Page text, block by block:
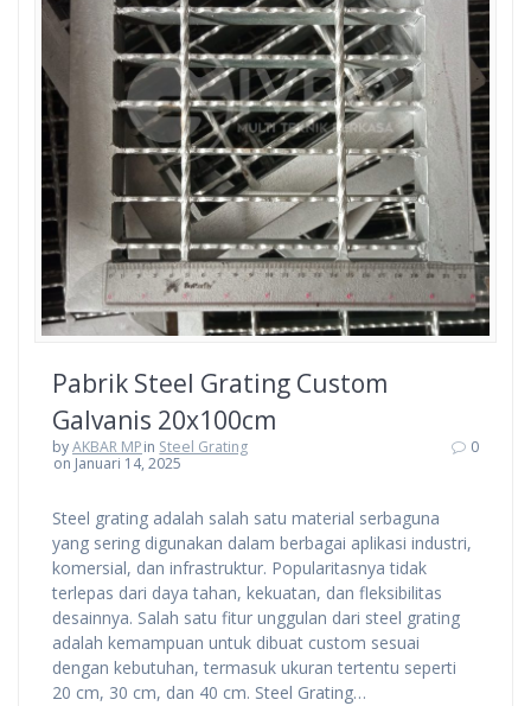
Pabrik Steel Grating Custom
Galvanis 20x100cm
byAKBAR MPin Steel Grating
on Januari 14, 2025
0
Steel grating adalah salah satu material serbaguna
yang sering digunakan dalam berbagai aplikasi industri,
komersial, dan infrastruktur. Popularitasnya tidak
terlepas dari daya tahan, kekuatan, dan fleksibilitas
desainnya. Salah satu fitur unggulan dari steel grating
adalah kemampuan untuk dibuat custom sesuai
dengan kebutuhan, termasuk ukuran tertentu seperti
20 cm, 30 cm, dan 40 cm. Steel Grating…